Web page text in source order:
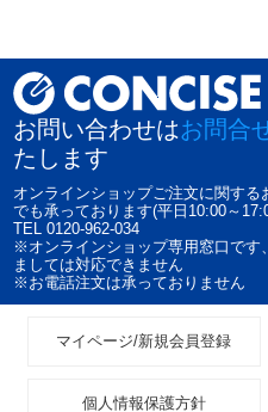
お問い合わせはお問合
たします
オンラインショップご注文に関す
でも承っております(平日10:00～
TEL 0120-962-034
※オンラインショップ専用窓口です
ましては対応できません
※お電話注文は承っておりません
マイページ/新規会員登録
個人情報保護方針